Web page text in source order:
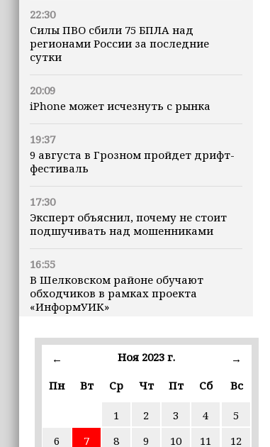
22:30
Силы ПВО сбили 75 БПЛА над
регионами России за последние
сутки
20:09
iPhone может исчезнуть с рынка
19:37
9 августа в Грозном пройдет дрифт-
фестиваль
17:30
Эксперт объяснил, почему не стоит
подшучивать над мошенниками
16:55
В Шелковском районе обучают
обходчиков в рамках проекта
«ИнформУИК»
16:55
Умар Даудов награжден Орденом
Росгвардейцы провели урок
мужества для воспитанников
← Ноя 2023 г.
→
Пн
Вт Ср Чт Пт Сб Вс
1 2 3 4
5
6
7 8 9 10 11 12